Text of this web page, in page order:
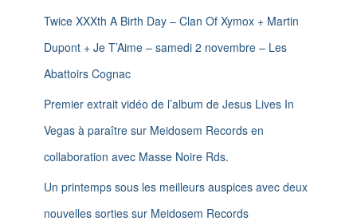
Twice XXXth A Birth Day – Clan Of Xymox + Martin
Dupont + Je T’Aime – samedi 2 novembre – Les
Abattoirs Cognac
Premier extrait vidéo de l’album de Jesus Lives In
Vegas à paraître sur Meidosem Records en
collaboration avec Masse Noire Rds.
Un printemps sous les meilleurs auspices avec deux
nouvelles sorties sur Meidosem Records